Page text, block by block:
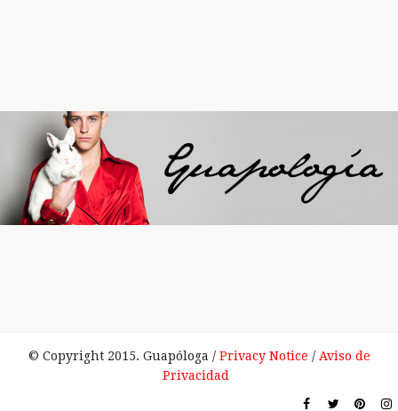
© Copyright 2015. Guapóloga / Privacy Notice / Aviso de
Privacidad